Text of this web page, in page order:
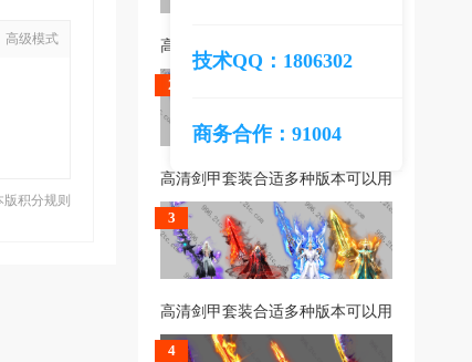
技术QQ：1806302
商务合作：91004
高清剑甲套装合适多种版本可以用
2
高清剑甲套装合适多种版本可以用
3
高清剑甲套装合适多种版本可以用
4
高级模式
版积分规则